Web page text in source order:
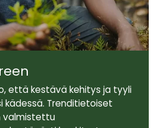
että kestävä kehitys ja tyyli
kädessä. Trenditietoiset
valmistettu